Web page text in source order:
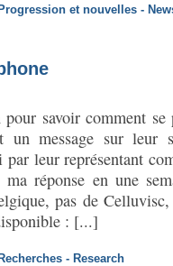
Progression et nouvelles -
pour savoir comment
un message sur leur
par leur représentant
réponse en une
pas de
: [...]
- Research